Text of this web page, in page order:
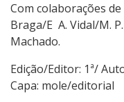
Com colaborações
Braga/E A. Vidal/M.
Machado.
Edição/Editor:
Capa: mole/editorial